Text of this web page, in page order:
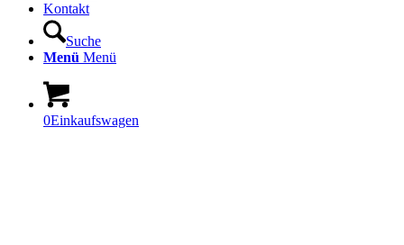
Kontakt
Suche
Menü Menü
0Einkaufswagen